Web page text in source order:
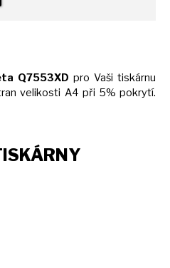
Q7553XD pro Vaši tiskárnu
velikosti A4při 5% pokrytí.